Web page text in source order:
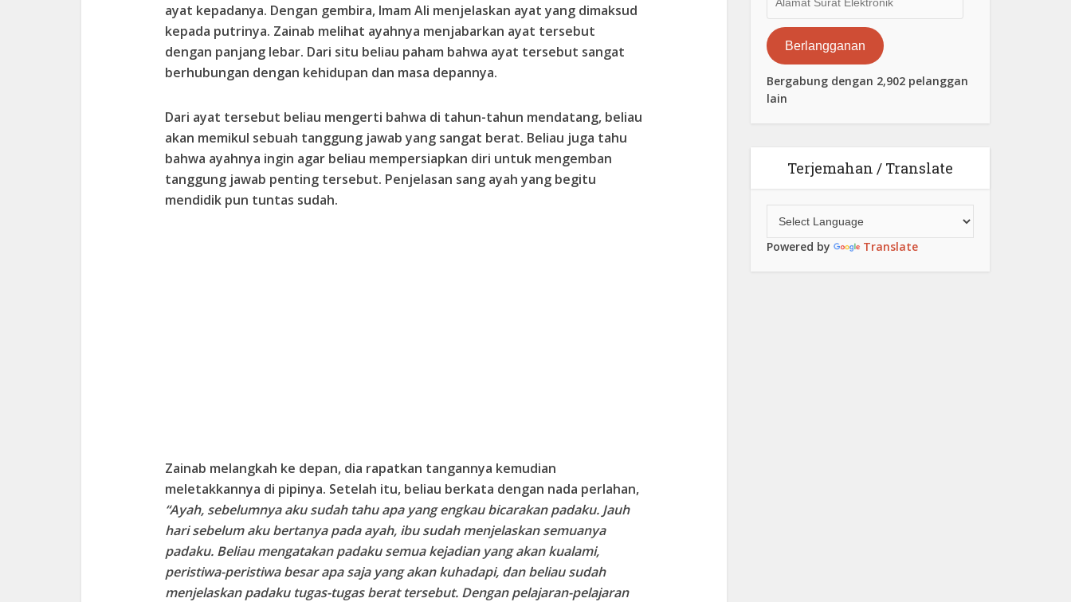
ayat kepadanya. Dengan gembira, Imam Ali menjelaskan ayat yang dimaksud
kepada putrinya. Zainab melihat ayahnya menjabarkan ayat tersebut
dengan panjang lebar. Dari situ beliau paham bahwa ayat tersebut sangat
berhubungan dengan kehidupan dan masa depannya.
Dari ayat tersebut beliau mengerti bahwa di tahun-tahun mendatang, beliau
akan memikul sebuah tanggung jawab yang sangat berat. Beliau juga tahu
bahwa ayahnya ingin agar beliau mempersiapkan diri untuk mengemban
tanggung jawab penting tersebut. Penjelasan sang ayah yang begitu
mendidik pun tuntas sudah.
Zainab melangkah ke depan, dia rapatkan tangannya kemudian
meletakkannya di pipinya. Setelah itu, beliau berkata dengan nada perlahan,
“Ayah, sebelumnya aku sudah tahu apa yang engkau bicarakan padaku. Jauh
hari sebelum aku bertanya pada ayah, ibu sudah menjelaskan semuanya
padaku. Beliau mengatakan padaku semua kejadian yang akan kualami,
peristiwa-peristiwa besar apa saja yang akan kuhadapi, dan beliau sudah
menjelaskan padaku tugas-tugas berat tersebut. Dengan pelajaran-pelajaran
Surat
Elektronik
Berlangganan
Bergabung dengan 2,902 pelanggan
lain
Terjemahan / Translate
Powered by Translate